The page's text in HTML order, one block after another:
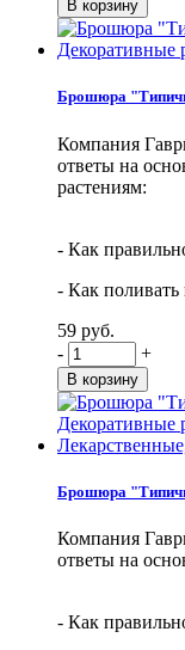
Брошюра
Компания
ответы на
растениям:
- Как
- Как поливать
59 руб.
-
+
Брошюра
Компания
ответы на
- Как